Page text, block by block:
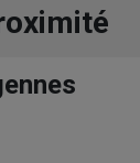
dans votre agence
sur chausson.fr.
heure plus tard.